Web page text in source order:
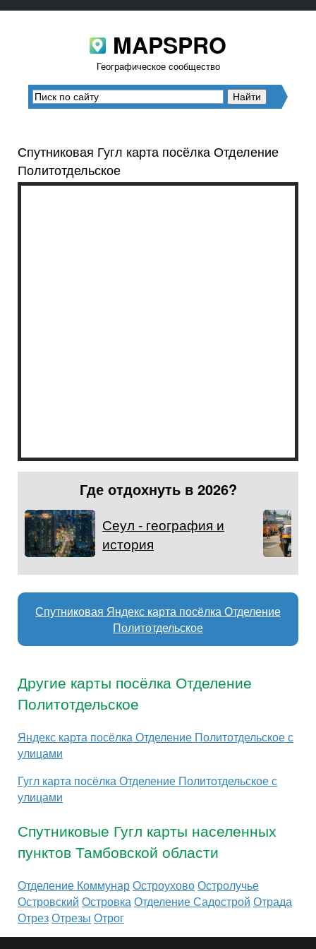
MAPSPRO
Географическое сообщество
Спутниковая Гугл карта посёлка Отделение
Политотдельское
Где отдохнуть в 2026?
Сеул - география и
история
Спутниковая Яндекс карта посёлка Отделение
Политотдельское
Другие карты посёлка Отделение
Политотдельское
Яндекс карта посёлка Отделение Политотдельское с
улицами
Гугл карта посёлка Отделение Политотдельское с
улицами
Спутниковые Гугл карты населенных
пунктов Тамбовской области
Отделение КоммунарОстроуховоОстролучье
Островский Островка Отделение Садострой Отрада
ОтрезОтрезы Отрог